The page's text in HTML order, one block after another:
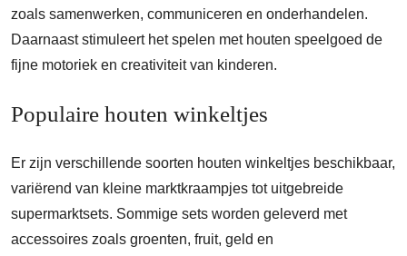
zoals samenwerken, communiceren en onderhandelen.
Daarnaast stimuleert het spelen met houten speelgoed de
fijne motoriek en creativiteit van kinderen.
Populaire houten winkeltjes
Er zijn verschillende soorten houten winkeltjes beschikbaar,
variërend van kleine marktkraampjes tot uitgebreide
supermarktsets. Sommige sets worden geleverd met
accessoires zoals groenten, fruit, geld en